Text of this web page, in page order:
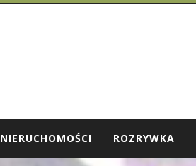
NIERUCHOMOŚCI ROZRYWKA